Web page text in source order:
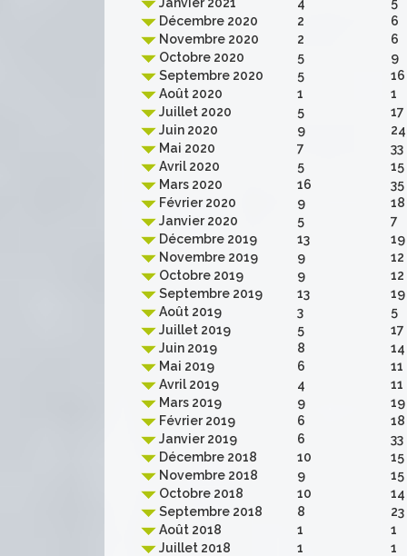
Décembre 2020
2
6
Novembre 2020
2
6
Octobre 2020
5
9
Septembre 2020
5
16
Août 2020
1
1
Juillet 2020
5
17
Juin 2020
9
24
Mai 2020
7
33
Avril 2020
5
15
Mars 2020
16
35
Février 2020
9
18
Janvier 2020
5
7
Décembre 2019
13
19
Novembre 2019
9
12
Octobre 2019
9
12
Septembre 2019
13
19
Août 2019
3
5
Juillet 2019
5
17
Juin 2019
8
14
Mai 2019
6
11
Avril 2019
4
11
Mars 2019
9
19
Février 2019
6
18
Janvier 2019
6
33
Décembre 2018
10
15
Novembre 2018
9
15
Octobre 2018
10
14
Septembre 2018
8
23
Août 2018
1
1
Juillet 2018
1 1